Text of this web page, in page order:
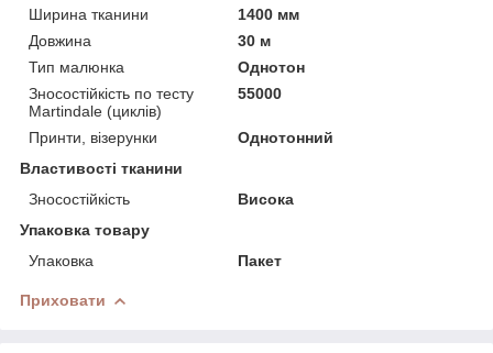
Ширина тканини
1400 мм
Довжина
30 м
Тип малюнка
Однотон
Зносостійкість по тесту
Martindale (циклів)
55000
Принти, візерунки
Однотонний
Властивості тканини
Зносостійкість
Висока
Упаковка товару
Упаковка
Пакет
Приховати